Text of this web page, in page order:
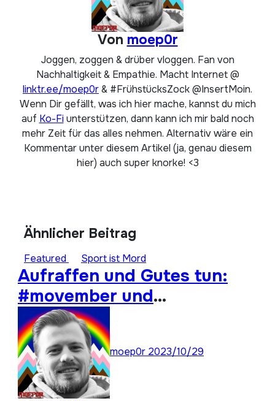
Von moep0r
Joggen, zoggen & drüber vloggen. Fan von
Nachhaltigkeit & Empathie. Macht Internet @
linktr.ee/moep0r& #FrühstücksZock @InsertMoin.
Wenn Dir gefällt, was ich hier mache, kannst du mich
auf Ko-Fiunterstützen, dann kann ich mir bald noch
mehr Zeit für das alles nehmen. Alternativ wäre ein
Kommentar unter diesem Artikel (ja, genau diesem
hier) auch super knorke! <3
Ähnlicher Beitrag
Featured Sport ist Mord
Aufraffen und Gutes tun:
#movember und
#moep0rthon 2023
moep0r 2023/10/29